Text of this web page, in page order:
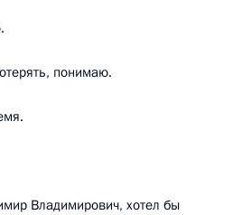
понимаю.
Владимирович, хотел бы